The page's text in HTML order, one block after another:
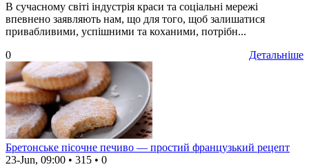
В сучасному світі індустрія краси та соціальні мережі
впевнено заявляють нам, що для того, щоб залишатися
привабливими, успішними та коханими, потрібн...
Детальніше
0
Бретонське пісочне печиво — простий французький рецепт
23-Jun, 09:00 • 315 • 0